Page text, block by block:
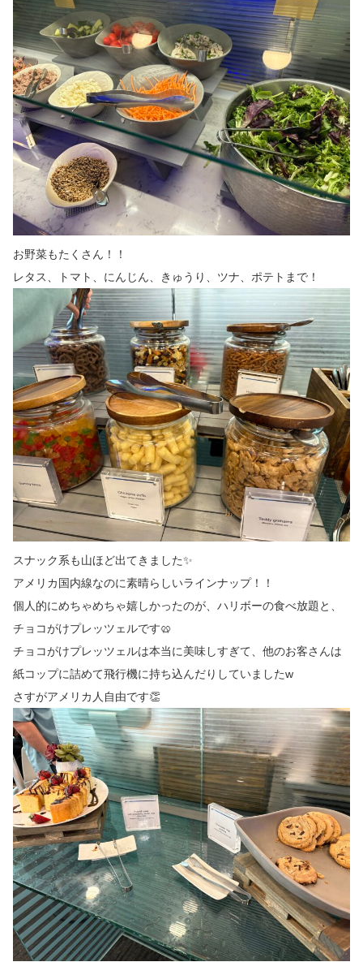
お野菜もたくさん！！
レタス、トマト、にんじん、きゅうり、ツナ、ポテトまで！
スナック系も山ほど出てきました✨
アメリカ国内線なのに素晴らしいラインナップ！！
個人的にめちゃめちゃ嬉しかったのが、ハリボーの食べ放題と、
チョコがけプレッツェルです🥨
チョコがけプレッツェルは本当に美味しすぎて、他のお客さんは
紙コップに詰めて飛行機に持ち込んだりしていましたw
さすがアメリカ人自由です👏